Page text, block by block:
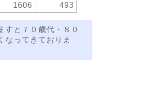
1606 493
すと７０歳代・８０
なってきておりま